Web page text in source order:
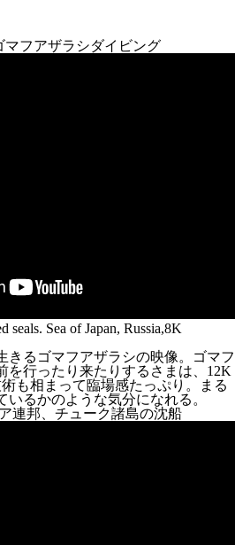
フアザラシダイビング
seals. Sea of Japan, Russia,8K
きるゴマフアザラシの映像。ゴマフ
を行ったり来たりするさまは、12K
も相まって臨場感たっぷり。まる
るかのような気分になれる。
連邦、チューク諸島の沈船